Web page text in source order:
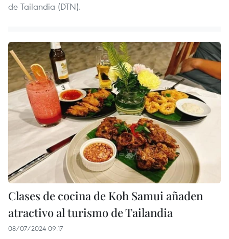
de Tailandia (DTN).
Clases de cocina de Koh Samui añaden
atractivo al turismo de Tailandia
08/07/2024 09:17